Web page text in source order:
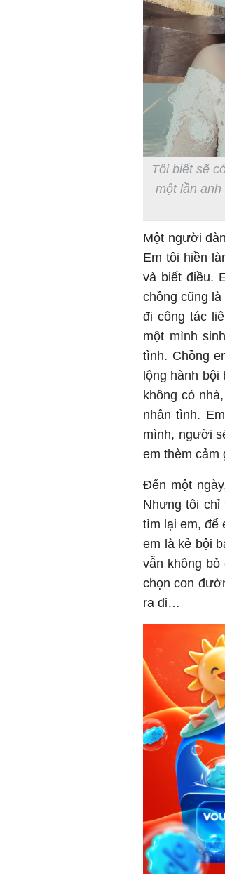
Tôi biết sẽ
một lần
Một người
Em tôi hiền
và biết điều.
chồng cũng
đi công tác
một mình
tình. Chồng
lộng hành bội
không có
nhân tình.
mình, người
em thèm
Đến một
Nhưng tôi chỉ
tìm lại em, để
em là kẻ bội
vẫn không
chọn con
ra đi…